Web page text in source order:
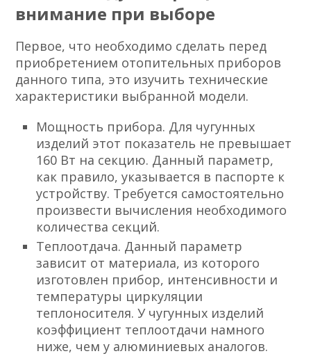
внимание при выборе
Первое, что необходимо сделать перед
приобретением отопительных приборов
данного типа, это изучить технические
характеристики выбранной модели.
Мощность прибора. Для чугунных
изделий этот показатель не превышает
160 Вт на секцию. Данный параметр,
как правило, указывается в паспорте к
устройству. Требуется самостоятельно
произвести вычисления необходимого
количества секций.
Теплоотдача. Данный параметр
зависит от материала, из которого
изготовлен прибор, интенсивности и
температуры циркуляции
теплоносителя. У чугунных изделий
коэффициент теплоотдачи намного
ниже, чем у алюминиевых аналогов.